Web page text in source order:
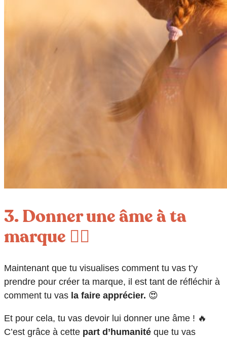
3. Donner une âme à ta
marque ❤️‍🔥
Maintenant que tu visualises comment tu vas t’y
prendre pour créer ta marque, il est tant de réfléchir à
comment tu vas la faire apprécier. 😍
Et pour cela, tu vas devoir lui donner une âme ! 🔥
C’est grâce à cette part d’humanité que tu vas